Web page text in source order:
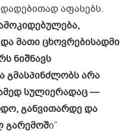
აფასებს.
მათი ცხოვრებისადმი
ნიშნავს
გმასპინძლობს არა
სულიერადაც —
განვითარდე და
გარემოში”